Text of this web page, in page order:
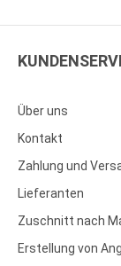
Über uns
Kontakt
Zahlung und
Lieferanten
Zuschnitt nach
Erstellung von